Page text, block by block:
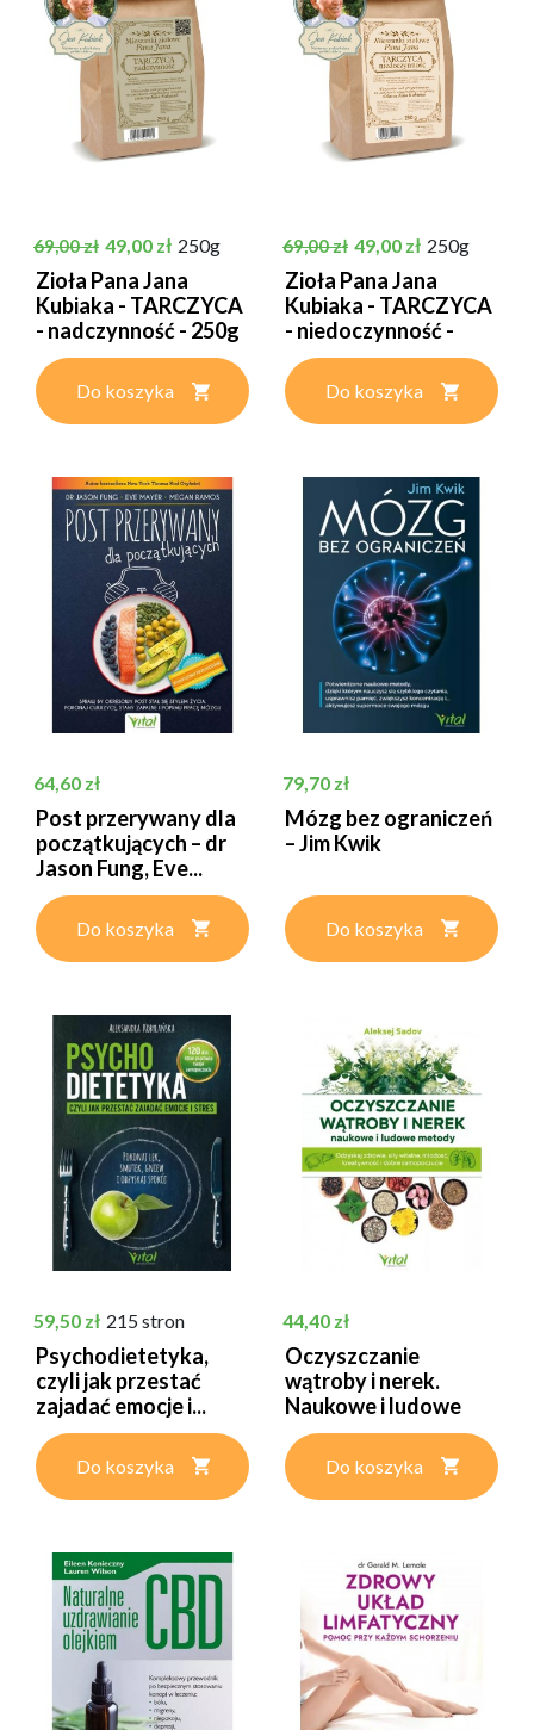
Cena podstawowa
69,00 zł Cena
49,00 zł 250g
Zioła Pana Jana
Kubiaka - TARCZYCA
- nadczynność - 250g
Do koszyka
Cena podstawowa
69,00 zł Cena
49,00 zł 250g
Zioła Pana Jana
Kubiaka - TARCZYCA
- niedoczynność -
250g
Do koszyka
Cena
64,60 zł
Post przerywany dla
początkujących – dr
Jason Fung, Eve...
Do koszyka
Cena
79,70 zł
Mózg bez ograniczeń
– Jim Kwik
Do koszyka
Cena
59,50 zł 215 stron
Psychodietetyka,
czyli jak przestać
zajadać emocje i...
Do koszyka
Cena
44,40 zł
Oczyszczanie
wątroby i nerek.
Naukowe i ludowe
metody –...
Do koszyka